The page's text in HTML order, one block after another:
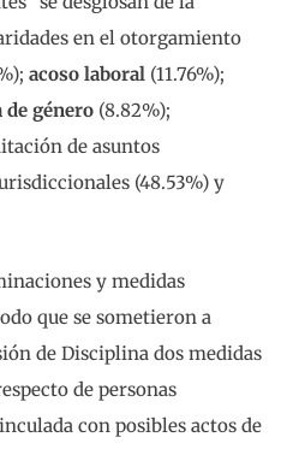
en el otorgamiento
acoso laboral (11.76%);
género (8.82%);
de asuntos
(48.53%) y
y medidas
que se sometieron a
de Disciplina dos medidas
de personas
con posibles actos de